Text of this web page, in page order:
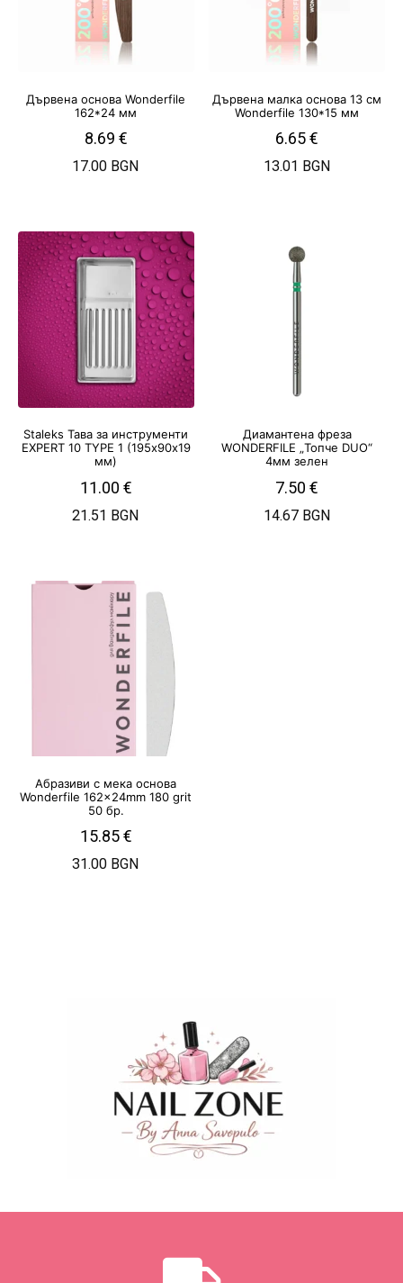
Дървена основа Wonderfile
162*24 мм
8.69 €
17.00 BGN
Дървена малка основа 13 см
Wonderfile 130*15 мм
6.65€
13.01 BGN
Staleks Тава за инструменти
EXPERT 10 TYPE 1 (195х90х19
мм)
11.00 €
21.51 BGN
Диамантена фреза
WONDERFILE „Топче DUO“
4мм зелен
7.50€
14.67 BGN
Абразиви с мека основа
Wonderfile 162x24mm 180 grit
50 бр.
15.85€
31.00 BGN